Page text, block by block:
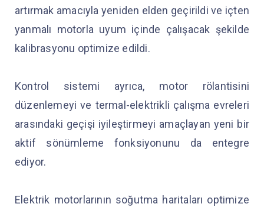
artırmak amacıyla yeniden elden geçirildi ve içten
yanmalı motorla uyum içinde çalışacak şekilde
kalibrasyonu optimize edildi.
Kontrol sistemi ayrıca, motor rölantisini
düzenlemeyi ve termal-elektrikli çalışma evreleri
arasındaki geçişi iyileştirmeyi amaçlayan yeni bir
aktif sönümleme fonksiyonunu da entegre
ediyor.
Elektrik motorlarının soğutma haritaları optimize